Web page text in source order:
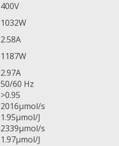
400V
1032W
2.58A
1187W
2.97A
50/60 Hz
>0.95
2016μmol/s
1.95µmol/J
2339μmol/s
1.97µmol/J